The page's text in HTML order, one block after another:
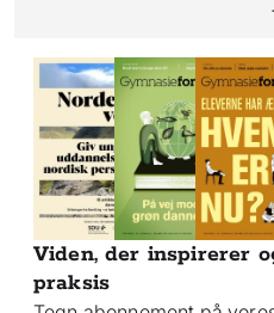
Viden, der inspirerer
praksis